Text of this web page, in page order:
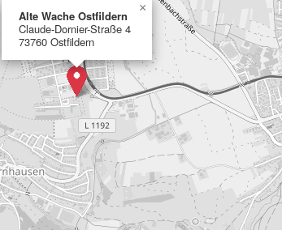
Alte Wache Ostfildern
Claude-Dornier-Straße 4
73760 Ostfildern
×